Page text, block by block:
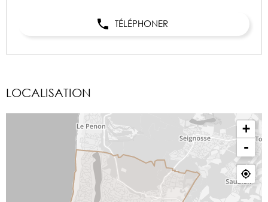
TÉLÉPHONER
LOCALISATION
+
-